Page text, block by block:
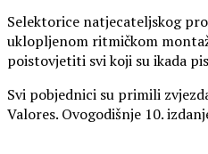
Selektorice natjecateljskog
uklopljenom ritmičkom
poistovjetiti svi koji su ikada
Svi pobjednici su primili
Valores. Ovogodišnje 10.